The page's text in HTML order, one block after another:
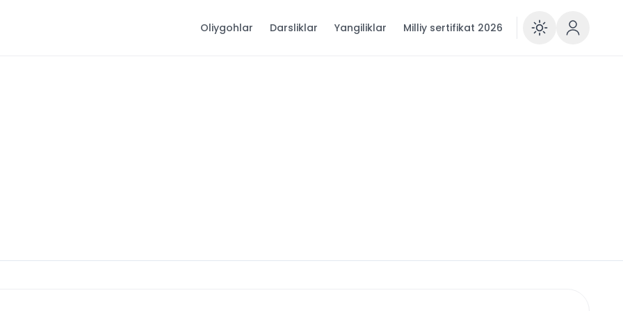
Oliygohlar Darsliklar Yangiliklar Milliy sertifikat 2026